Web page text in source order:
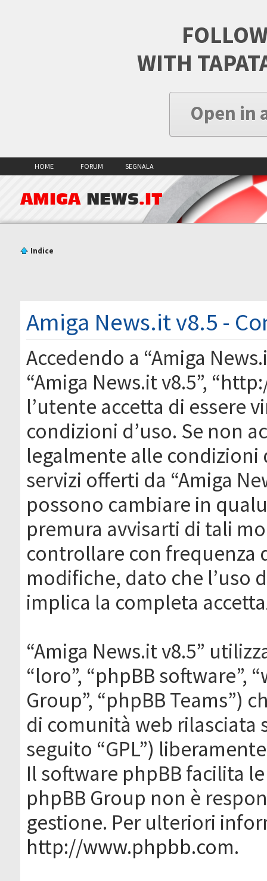
WITH
Open in
HOME FORUM SEGNALA
AMIGA NEWS.IT
Indice
Amiga News.it v8.5 -
Accedendo a “Amiga
“Amiga News.it v8.5”,
l’utente accetta di essere
condizioni d’uso. Se non
legalmente alle condizioni
servizi offerti da “Amiga
possono cambiare in
premura avvisarti di tali
controllare con frequenza
modifiche, dato che l’uso
implica la completa
“Amiga News.it v8.5”
“loro”, “phpBB software”,
Group”, “phpBB Teams”)
di comunità web rilasciata
seguito “GPL”)
Il software phpBB facilita
phpBB Group non è
gestione. Per ulteriori
http://www.phpbb.com.